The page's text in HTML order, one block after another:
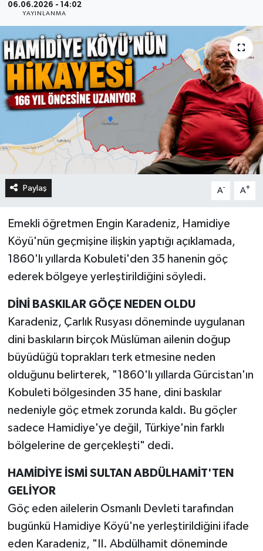
06.06.2026 - 14:02
YAYINLANMA
Paylaş A- A+
Emekli öğretmen Engin Karadeniz, Hamidiye
Köyü'nün geçmişine ilişkin yaptığı açıklamada,
1860'lı yıllarda Kobuleti'den 35 hanenin göç
ederek bölgeye yerleştirildiğini söyledi.
DİNİ BASKILAR GÖÇE NEDEN OLDU
Karadeniz, Çarlık Rusyası döneminde uygulanan
dini baskıların birçok Müslüman ailenin doğup
büyüdüğü toprakları terk etmesine neden
olduğunu belirterek, "1860'lı yıllarda Gürcistan'ın
Kobuleti bölgesinden 35 hane, dini baskılar
nedeniyle göç etmek zorunda kaldı. Bu göçler
sadece Hamidiye'ye değil, Türkiye'nin farklı
bölgelerine de gerçekleşti" dedi.
HAMİDİYE İSMİ SULTAN ABDÜLHAMİT'TEN
GELİYOR
Göç eden ailelerin Osmanlı Devleti tarafından
bugünkü Hamidiye Köyü'ne yerleştirildiğini ifade
eden Karadeniz, "II. Abdülhamit döneminde